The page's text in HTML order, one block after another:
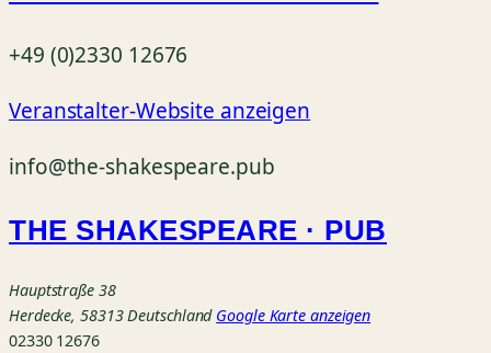
+49 (0)2330 12676
Veranstalter-Website anzeigen
info@the-shakespeare.pub
THE SHAKESPEARE · PUB
Hauptstraße 38
Herdecke, 58313 Deutschland Google Karte anzeigen
02330 12676